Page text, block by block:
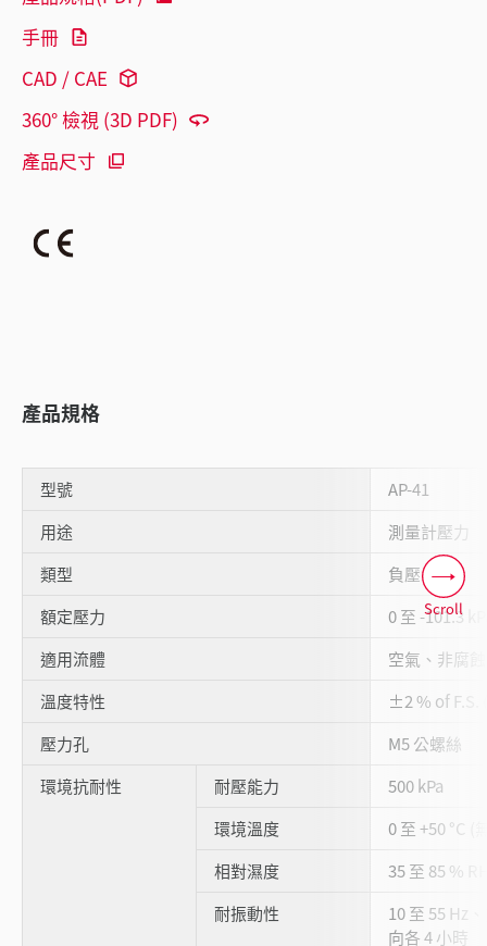
手冊
CAD / CAE
360° 檢視 (3D PDF)
產品尺寸
產品規格
型號
AP-41
用途
測量計壓力
類型
負壓
額定壓力
0 至 -101.3
適用流體
空氣、非腐
溫度特性
±2 % of F.S.
壓力孔
M5 公螺絲
環境抗耐性
耐壓能力
500 kPa
環境溫度
0 至 +50 °C (
相對濕度
35 至 85 %
耐振動性
10 至 55 Hz
向各 4 小時
Scroll